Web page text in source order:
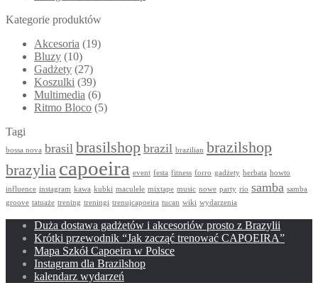
Kategorie produktów
Akcesoria (19)
Bluzy (10)
Gadżety (27)
Koszulki (39)
Multimedia (6)
Ritmo Bloco (5)
Tagi
bossa nova brasil brasilshop brazil brazilian brazilshop
brazylia capoeira event festa fitness forro gadżety herbata howto
influence instagram kawa kubki maculele mixtape music nowe party rio samba samba
groove tatuaże trening treningi trenujcapoeira tucan wiki wydarzenia
Duża dostawa gadżetów i akcesoriów prosto z Brazylii
Krótki przewodnik “Jak zacząć trenować CAPOEIRA”
Mapa Szkół Capoeira w Polsce
Instagram dla Brazilshop
kalendarz wydarzeń